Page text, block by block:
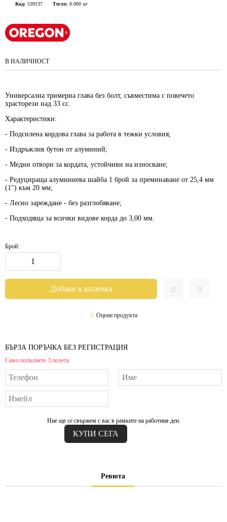
Код: 539137 Тегло: 0.000 кг
В НАЛИЧНОСТ
Универсална тримерна глава без болт, съвместима с повечето
храсторези над 33 сс.
Характеристики:
- Подсилена кордова глава за работа в тежки условия;
- Издръжлив бутон от алуминий;
- Медни отвори за кордата, устойчиви на износване;
- Редуцираща алуминиева шайба 1 брой за преминаване от 25,4 мм
(1") към 20 мм;
- Лесно зареждане - без разглобяване;
- Подходяща за всички видове корда до 3,00 мм.
Брой:
Оцени продукта
БЪРЗА ПОРЪЧКА БЕЗ РЕГИСТРАЦИЯ
Само попълнете 3 полета
Ние ще се свържем с вас в рамките на работния ден.
Ревюта